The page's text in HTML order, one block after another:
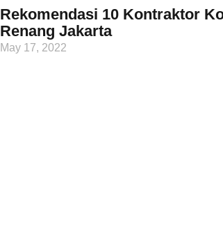
Rekomendasi 10 Kontraktor
Renang Jakarta
May 17, 2022